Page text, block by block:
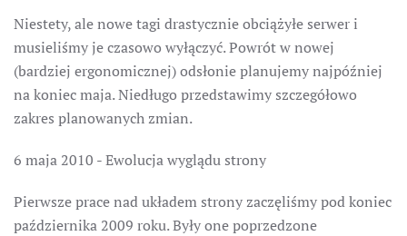
Niestety, ale nowe tagi drastycznie obciążyłe serwer i
musieliśmy je czasowo wyłączyć. Powrót w nowej
(bardziej ergonomicznej) odsłonie planujemy najpóźniej
na koniec maja. Niedługo przedstawimy szczegółowo
zakres planowanych zmian.
6 maja 2010 - Ewolucja wyglądu strony
Pierwsze prace nad układem strony zaczęliśmy pod koniec
października 2009 roku. Były one poprzedzone